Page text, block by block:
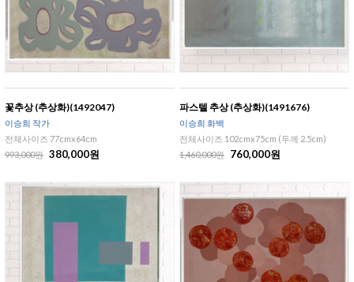
꽃추상 (추상화)(1492047)
이승희 작가
전체사이즈 77cmx64cm
993,000원 380,000원
파스텔 추상 (추상화)(1491676)
이승희 화백
전체사이즈 102cmx75cm (두께 2.5cm)
1,460,000원
760,000원